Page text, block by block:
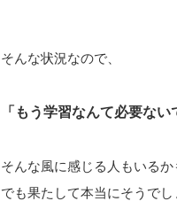
そんな状況なので、
「もう学習なんて必要ない
そんな風に感じる人もいるか
でも果たして本当にそうでし